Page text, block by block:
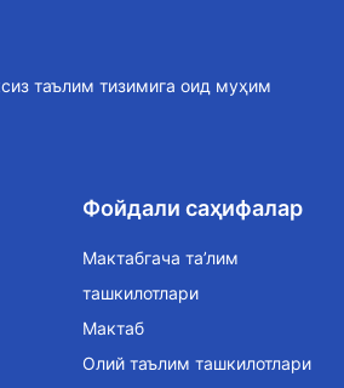
таълим тизимига оид муҳим
Фойдали саҳифалар
Мактабгача та’лим
ташкилотлари
Мактаб
Олий таълим ташкилотлари